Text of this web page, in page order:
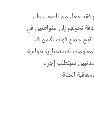
فقد جعل من الصعب على
تحولهم إلى متواطئين في
كبح جماح قوات الأمن قد
الاستخبارية طواعية
سيتطلب إجراء
الجناة.